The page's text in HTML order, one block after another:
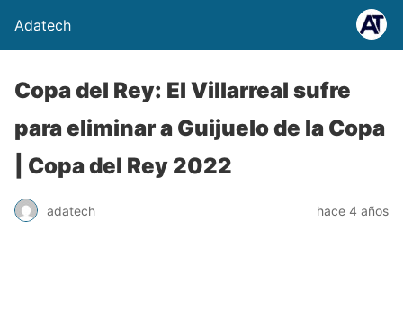
Adatech
Copa del Rey: El Villarreal sufre
para eliminar a Guijuelo de la Copa
| Copa del Rey 2022
adatech hace 4 años